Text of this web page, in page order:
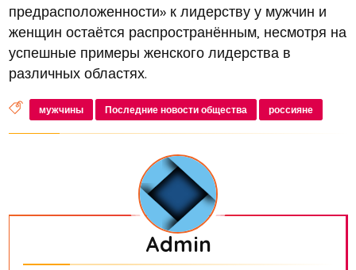
предрасположенности» к лидерству у мужчин и
женщин остаётся распространённым, несмотря на
успешные примеры женского лидерства в
различных областях.
мужчины Последние новости общества россияне
Admin